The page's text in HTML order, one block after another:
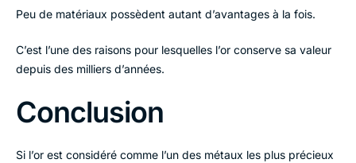
Peu de matériaux possèdent autant d’avantages à la fois.
C’est l’une des raisons pour lesquelles l’or conserve sa valeur
depuis des milliers d’années.
Conclusion
Si l’or est considéré comme l’un des métaux les plus précieux